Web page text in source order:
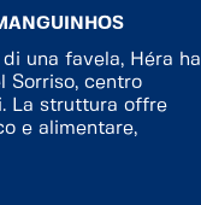
una favela, Héra ha
Sorriso, centro
La struttura offre
e alimentare,